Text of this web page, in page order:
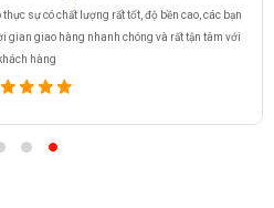
sự có chất lượng rất tốt, độ bền cao, các bạn
gian giao hàng nhanh chóng và rất tận tâm với
khách hàng